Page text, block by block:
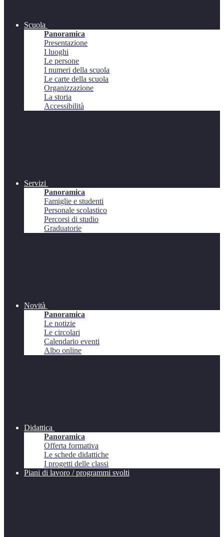
Scuola
Panoramica
Presentazione
I luoghi
Le persone
I numeri della scuola
Le carte della scuola
Organizzazione
La storia
Accessibilità
Servizi
Panoramica
Famiglie e studenti
Personale scolastico
Percorsi di studio
Graduatorie
Novità
Panoramica
Le notizie
Le circolari
Calendario eventi
Albo online
Didattica
Panoramica
Offerta formativa
Le schede didattiche
I progetti delle classi
Piani di lavoro / programmi svolti